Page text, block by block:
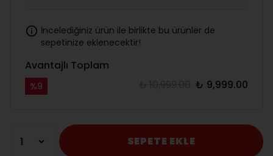
İncelediğiniz ürün ile birlikte bu ürünler de
sepetinize eklenecektir!
Avantajlı Toplam
%9 ₺ 9,999.00
SEPETE EKLE